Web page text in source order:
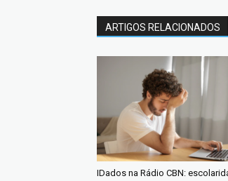
ARTIGOS RELACIONADOS
IDados na Rádio CBN: